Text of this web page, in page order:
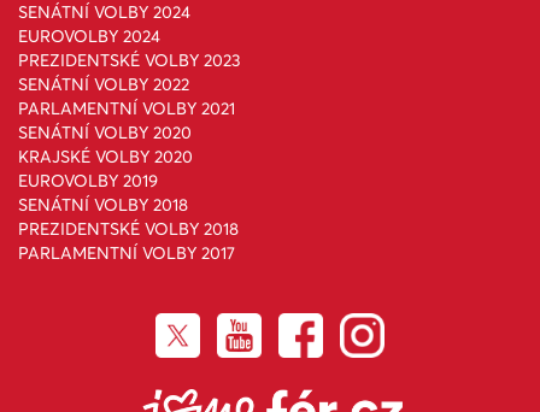
SENÁTNÍ VOLBY 2024
EUROVOLBY 2024
PREZIDENTSKÉ VOLBY 2023
SENÁTNÍ VOLBY 2022
PARLAMENTNÍ VOLBY 2021
SENÁTNÍ VOLBY 2020
KRAJSKÉ VOLBY 2020
EUROVOLBY 2019
SENÁTNÍ VOLBY 2018
PREZIDENTSKÉ VOLBY 2018
PARLAMENTNÍ VOLBY 2017